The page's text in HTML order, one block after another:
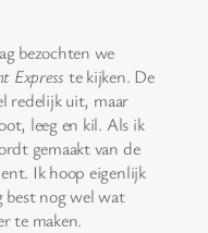
bezochten we
Express te kijken. De
redelijk uit, maar
leeg en kil. Als ik
gemaakt van de
Ik hoop eigenlijk
nog wel wat
te maken.